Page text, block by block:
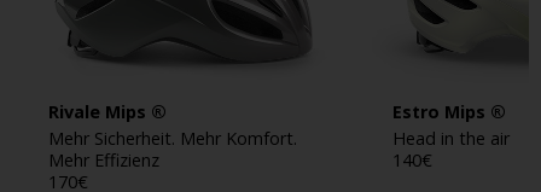
Rivale Mips ®
Mehr Sicherheit. Mehr Komfort.
Mehr Effizienz
170€
Estro Mips ®
Head in the air
140€